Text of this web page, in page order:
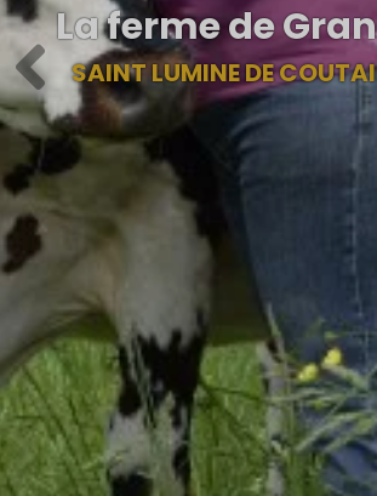
La ferme de
SAINT LUMINE DE